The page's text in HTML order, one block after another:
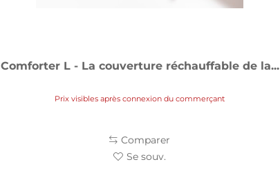
Comforter L - La couverture réchauffable de la...
Prix visibles après connexion du commerçant
Comparer
Se souv.